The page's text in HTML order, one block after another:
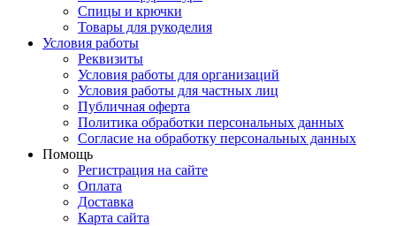
Спицы и крючки
Товары для рукоделия
Условия работы
Реквизиты
Условия работы для организаций
Условия работы для частных лиц
Публичная оферта
Политика обработки персональных данных
Согласие на обработку персональных данных
Помощь
Регистрация на сайте
Оплата
Доставка
Карта сайта